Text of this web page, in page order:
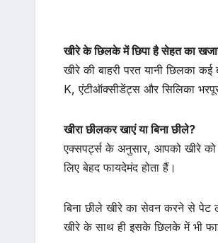
खीरे के छिलके में छिपा है सेहत का
खीरे की बाहरी परत यानी छिलका
K, एंटीऑक्सीडेंट्स और सिलिका
खीरा छीलकर खाएं या बिना छीले?
एक्सपर्ट्स के अनुसार, आपको खीरे को
लिए बेहद फायदेमंद होता हैं।
बिना छीले खीरे का सेवन करने से पेट
खीरे के साथ ही इसके छिलके में भी